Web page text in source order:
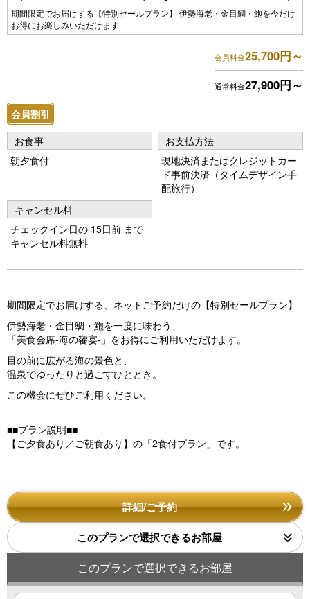
Pr
e
s
期間限定でお届けする【特別セールプラン】 伊勢海老・金目鯛・鮑を今だけ
お得にお楽しみいただけます
N
e
xt
会員料金25,700円～
通常料金27,900円～
会員割引
お食事
朝夕食付
お支払方法
現地決済またはクレジットカー
ド事前決済（タイムデザイン手
配旅行）
キャンセル料
チェックイン日の 15日前 まで
キャンセル料無料
期間限定でお届けする、ネットご予約だけの【特別セールプラン】
伊勢海老・金目鯛・鮑を一度に味わう、
「美食会席-海の饗宴-」をお得にご利用いただけます。
目の前に広がる海の景色と、
温泉でゆったりと過ごすひととき。
この機会にぜひご利用ください。
■■プラン説明■■
【ご夕食あり／ご朝食あり】の「2食付プラン」です。
詳細/ご予約
このプランで選択できるお部屋
このプランで選択できるお部屋